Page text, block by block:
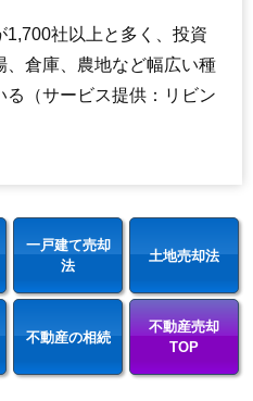
社以上と多く、投資
、倉庫、農地など幅広い種
（サービス提供：リビン
一戸建て売却
法
土地売却法
不動産の相続
不動産売却
TOP